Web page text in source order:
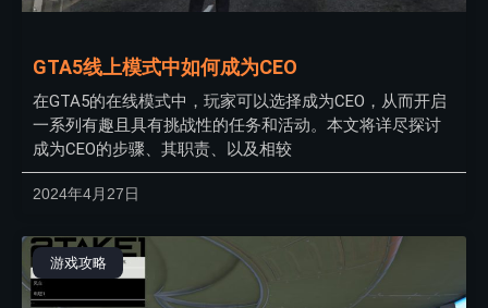
GTA5线上模式中如何成为CEO
在GTA5的在线模式中，玩家可以选择成为CEO，从而开启
一系列有趣且具有挑战性的任务和活动。本文将详尽探讨
成为CEO的步骤、其职责、以及相较
2024年4月27日
游戏攻略